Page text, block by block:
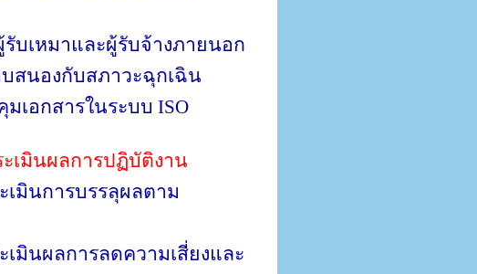
บเหมาและผู้รับจ้างภายนอก
สนองกับสภาวะฉุกเฉิน
เอกสารในระบบ ISO
ะเมินผลการปฏิบัติงาน
เมินการบรรลุผลตาม
เมินผลการลดความเสี่ยงและ